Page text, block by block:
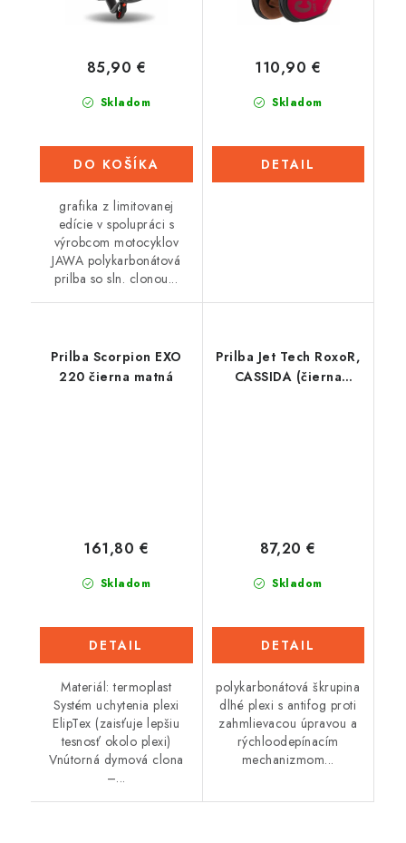
Skladom
85,90 €
DO KOŠÍKA
grafika z limitovanej
edície v spolupráci s
výrobcom motocyklov
JAWA polykarbonátová
prilba so sln. clonou...
Skladom
110,90 €
DETAIL
Prilba Scorpion EXO
220 čierna matná
Skladom
161,80 €
DETAIL
Materiál: termoplast
Systém uchytenia plexi
ElipTex (zaisťuje lepšiu
tesnosť okolo plexi)
Vnútorná dymová clona
–...
Prilba Jet Tech RoxoR,
CASSIDA (čierna
Skladom
87,20 €
DETAIL
polykarbonátová škrupina
dlhé plexi s antifog proti
zahmlievacou úpravou a
rýchloodepínacím
mechanizmom...